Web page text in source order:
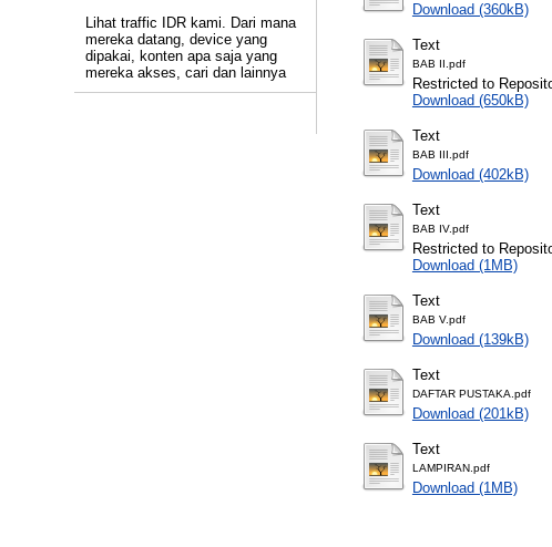
Lihat traffic IDR kami. Dari mana
mereka datang, device yang
dipakai, konten apa saja yang
mereka akses, cari dan lainnya
Download (360kB)
Text
BAB II.pdf
Restricted to
Download (650kB)
Text
BAB III.pdf
Download (402kB)
Text
BAB IV.pdf
Restricted to
Download (1MB)
Text
BAB V.pdf
Download (139kB)
Text
DAFTAR PUSTAKA.pdf
Download (201kB)
Text
LAMPIRAN.pdf
Download (1MB)